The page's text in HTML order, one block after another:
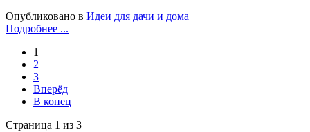
Опубликовано в Идеи для дачи и дома
Подробнее ...
1
2
3
Вперёд
В конец
Страница 1 из 3